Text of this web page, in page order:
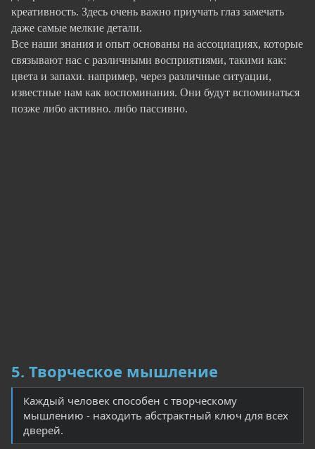
креативность. Здесь очень важно приучать глаз замечать
даже самые мелкие детали.
Все наши знания и опыт основаны на ассоциациях, которые
связывают нас с различными восприятиями, такими как:
цвета и запахи. например, через различные ситуации,
известные нам как воспоминания. Они будут вспоминаться
позже либо активно. либо пассивно.
5. Творческое мышление
Каждый человек способен с творческому
мышлению - находить абстрактный ключ для всех
дверей.